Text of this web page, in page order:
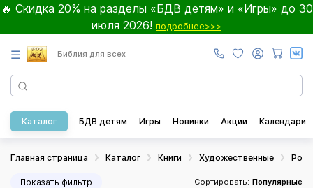
🔥 Скидка 20% на разделы «БДВ детям» и «Игры» до 30
июля 2026! подробнее>>>
☰ Библия для всех
Каталог БДВ детям Игры Новинки Акции Календари
Главная страница Каталог Книги Художественные
Показать фильтр Сортировать: Популярные